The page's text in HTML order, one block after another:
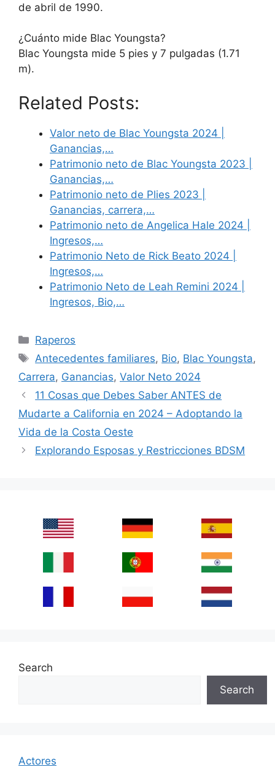
de abril de 1990.
¿Cuánto mide Blac Youngsta?
Blac Youngsta mide 5 pies y 7 pulgadas (1.71
m).
Related Posts:
Valor neto de Blac Youngsta 2024 |
Ganancias,…
Patrimonio neto de Blac Youngsta 2023 |
Ganancias,…
Patrimonio neto de Plies 2023 |
Ganancias, carrera,…
Patrimonio neto de Angelica Hale 2024 |
Ingresos,…
Patrimonio Neto de Rick Beato 2024 |
Ingresos,…
Patrimonio Neto de Leah Remini 2024 |
Ingresos, Bio,…
Categories
Raperos
Tags
Antecedentes familiares, Bio, Blac Youngsta,
Carrera, Ganancias, Valor Neto 2024
11 Cosas que Debes Saber ANTES de
Mudarte a California en 2024 – Adoptando la
Vida de la Costa Oeste
Explorando Esposas y Restricciones BDSM
Search
Search
Actores